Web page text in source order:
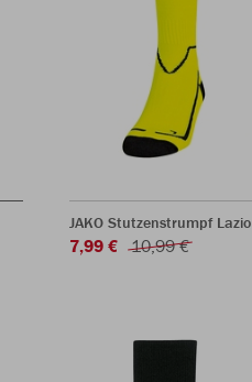
JAKO Stutzenstrumpf Lazio
7,99 € 10,99 €